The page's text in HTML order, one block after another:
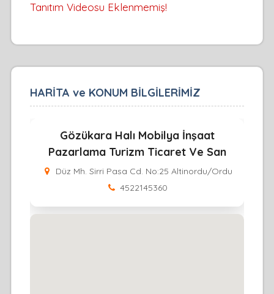
Tanıtım Videosu Eklenmemiş!
HARİTA ve KONUM BİLGİLERİMİZ
Gözükara Halı Mobilya İnşaat
Pazarlama Turizm Ticaret Ve San
Düz Mh. Sirri Pasa Cd. No:25 Altinordu/Ordu
4522145360